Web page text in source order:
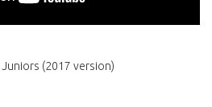
Juniors (2017 version)